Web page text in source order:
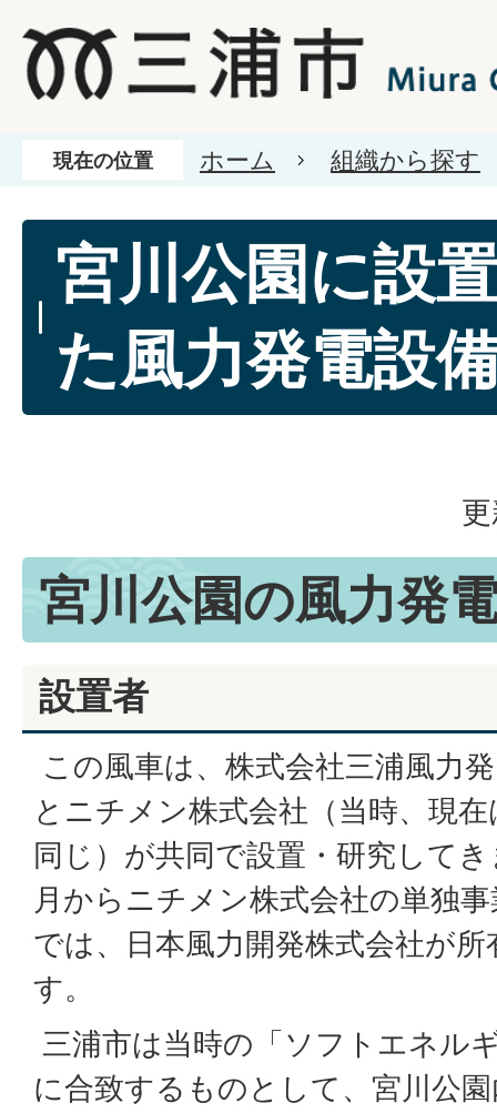
現在の位置 ホーム 組織から探す
宮川公園に設
た風力発電設
宮川公園の風力発
設置者
この風車は、株式会社三浦風力
とニチメン株式会社（当時、現
同じ）が共同で設置・研究して
月からニチメン株式会社の単独
では、日本風力開発株式会社が
す。
三浦市は当時の「ソフトエネル
に合致するものとして、宮川公